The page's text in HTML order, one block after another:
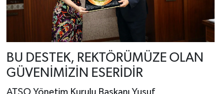
BU DESTEK, REKTÖRÜMÜZE OLAN
GÜVENİMİZİN ESERİDİR